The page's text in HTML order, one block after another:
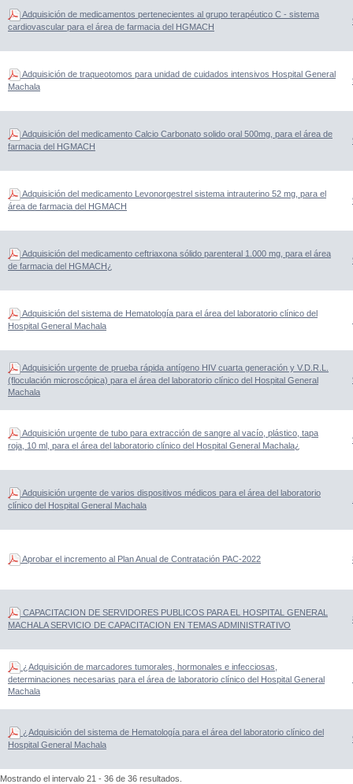
Adquisición de medicamentos pertenecientes al grupo terapéutico C - sistema
cardiovascular para el área de farmacia del HGMACH
Adquisición de traqueotomos para unidad de cuidados intensivos Hospital General
Machala
Adquisición del medicamento Calcio Carbonato solido oral 500mg, para el área de
farmacia del HGMACH
Adquisición del medicamento Levonorgestrel sistema intrauterino 52 mg, para el
área de farmacia del HGMACH
Adquisición del medicamento ceftriaxona sólido parenteral 1.000 mg, para el área
de farmacia del HGMACH¿
Adquisición del sistema de Hematología para el área del laboratorio clínico del
Hospital General Machala
Adquisición urgente de prueba rápida antígeno HIV cuarta generación y V.D.R.L.
(floculación microscópica) para el área del laboratorio clínico del Hospital General
Machala
Adquisición urgente de tubo para extracción de sangre al vacío, plástico, tapa
roja, 10 ml, para el área del laboratorio clínico del Hospital General Machala¿
Adquisición urgente de varios dispositivos médicos para el área del laboratorio
clínico del Hospital General Machala
Aprobar el incremento al Plan Anual de Contratación PAC-2022
CAPACITACION DE SERVIDORES PUBLICOS PARA EL HOSPITAL GENERAL
MACHALA SERVICIO DE CAPACITACION EN TEMAS ADMINISTRATIVO
¿Adquisición de marcadores tumorales, hormonales e infecciosas,
determinaciones necesarias para el área de laboratorio clínico del Hospital General
Machala
¿Adquisición del sistema de Hematología para el área del laboratorio clínico del
Hospital General Machala
Mostrando el intervalo 21 - 36 de 36 resultados.